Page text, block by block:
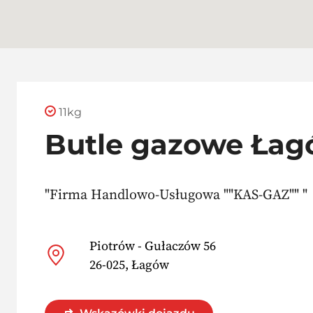
11kg
Butle gazowe
"Firma Handlowo-Usługowa ""KAS-GAZ"" "
Piotrów - Gułaczów 56
26-025, Łagów